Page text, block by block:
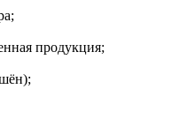
продукция;